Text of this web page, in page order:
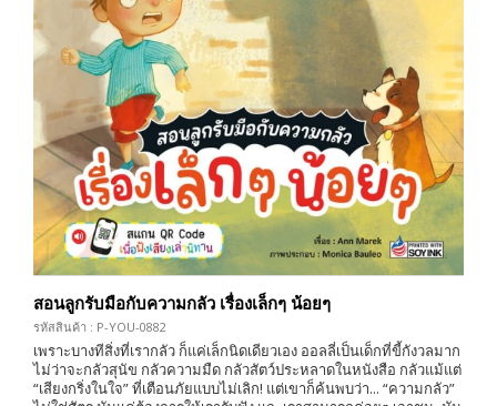
สอนลูกรับมือกับความกลัว เรื่องเล็กๆ น้อยๆ
รหัสสินค้า : P-YOU-0882
เพราะบางทีสิ่งที่เรากลัว ก็แค่เล็กนิดเดียวเอง ออลลี่เป็นเด็กที่ขี้กังวลมาก
ไม่ว่าจะกลัวสุนัข กลัวความมืด กลัวสัตว์ประหลาดในหนังสือ กลัวแม้แต่
“เสียงกริ่งในใจ” ที่เตือนภัยแบบไม่เลิก! แต่เขาก็ค้นพบว่า... “ความกลัว”